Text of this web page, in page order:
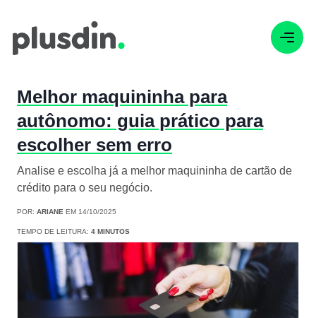
Melhor maquininha para
autônomo: guia prático para
escolher sem erro
Analise e escolha já a melhor maquininha de cartão de
crédito para o seu negócio.
POR: ARIANE EM 14/10/2025
TEMPO DE LEITURA: 4 MINUTOS